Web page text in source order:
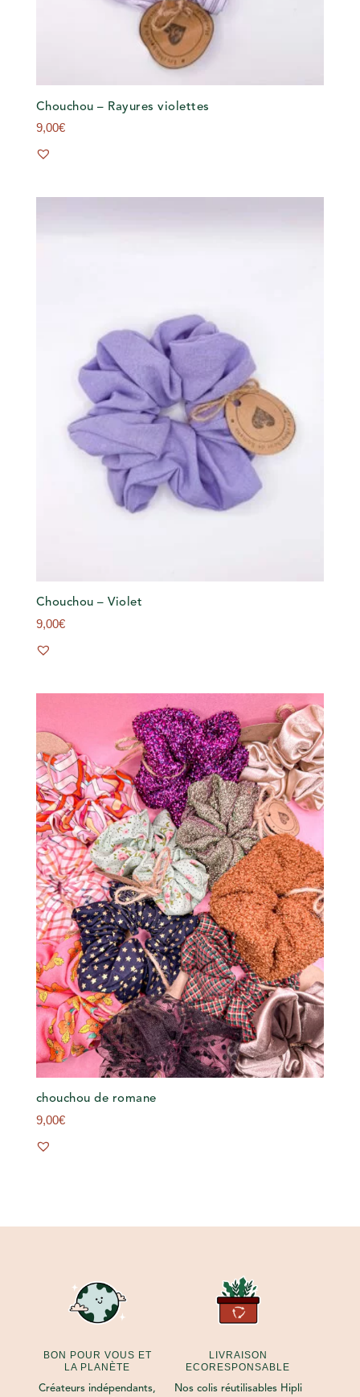
Chouchou – Rayures violettes
9,00€
Chouchou – Violet
9,00€
chouchou de romane
9,00€
BON POUR VOUS ET
LA PLANÈTE
Créateurs indépendants,
LIVRAISON
ECORESPONSABLE
Nos colis réutilisables Hipli